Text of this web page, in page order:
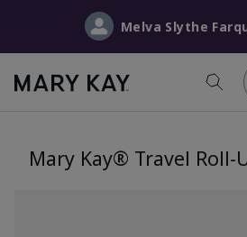
Melva Slythe
Mary Kay® Travel Roll-